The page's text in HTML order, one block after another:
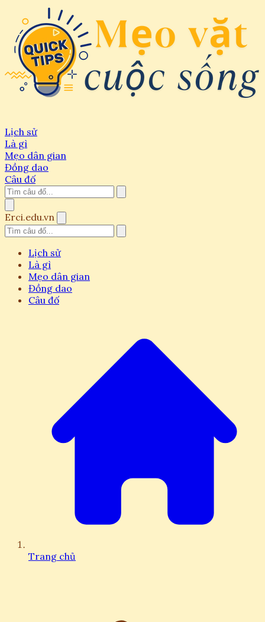
Lịch sử
Là gì
Mẹo dân gian
Đồng dao
Câu đố
Erci.edu.vn
Lịch sử
Là gì
Mẹo dân gian
Đồng dao
Câu đố
Trang chủ